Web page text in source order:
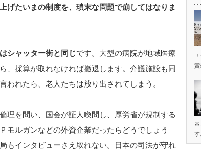
げたいまの制度を、瑣末な問題で崩してはなりま
シャッター街と同じです。大型の病院が地域医療
、採算が取れなければ撤退します。介護施設も同
れたら、老人たちは放り出されてしまう。
理を問い、国会が証人喚問し、厚労省が規制する
モルガンなどの外資企業だったらどうでしょう
インタビューさえ取れない。日本の司法が守れ
賞
※
す